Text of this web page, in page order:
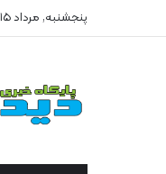
پنجشنبه, مرداد ۱۵ ۱۴۰۵